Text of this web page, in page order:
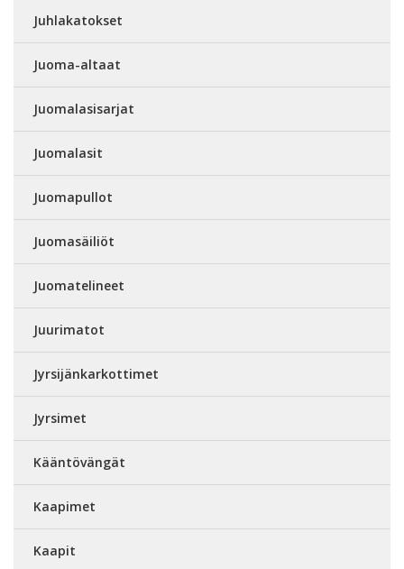
Juhlakatokset
Juoma-altaat
Juomalasisarjat
Juomalasit
Juomapullot
Juomasäiliöt
Juomatelineet
Juurimatot
Jyrsijänkarkottimet
Jyrsimet
Kääntövängät
Kaapimet
Kaapit